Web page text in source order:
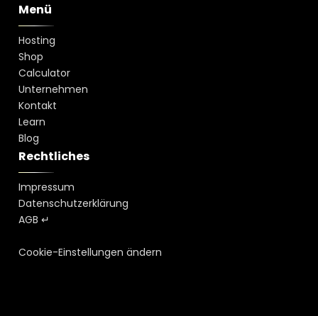
Menü
Hosting
Shop
Calculator
Unternehmen
Kontakt
Learn
Blog
Rechtliches
Impressum
Datenschutzerklärung
AGB ↵
Cookie-Einstellungen ändern